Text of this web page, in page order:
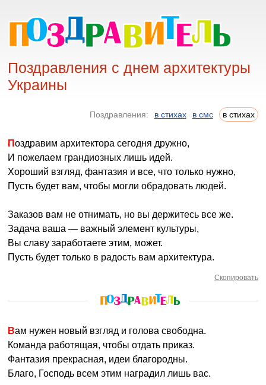
Поздравления с днем архитектуры
Украины
Поздравления: в стихах в смс в стихах
Поздравим архитектора сегодня дружно,
И пожелаем грандиозных лишь идей.
Хороший взгляд, фантазия и все, что только нужно,
Пусть будет вам, чтобы могли обрадовать людей.
Заказов вам не отнимать, но вы держитесь все же.
Задача ваша — важный элемент культуры,
Вы славу заработаете этим, может.
Пусть будет только в радость вам архитектура.
Скопировать
Вам нужен новый взгляд и голова свободна.
Команда работящая, чтобы отдать приказ.
Фантазия прекрасная, идеи благородны.
Благо, Господь всем этим наградил лишь вас.